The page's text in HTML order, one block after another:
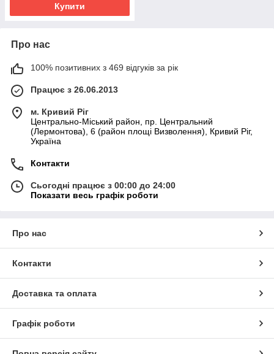
Купити
Про нас
100% позитивних з 469 відгуків за рік
Працює з 26.06.2013
м. Кривий Ріг
Центрально-Міський район, пр. Центральний
(Лермонтова), 6 (район площі Визволення), Кривий Ріг,
Україна
Контакти
Сьогодні працює з 00:00 до 24:00
Показати весь графік роботи
Про нас
Контакти
Доставка та оплата
Графік роботи